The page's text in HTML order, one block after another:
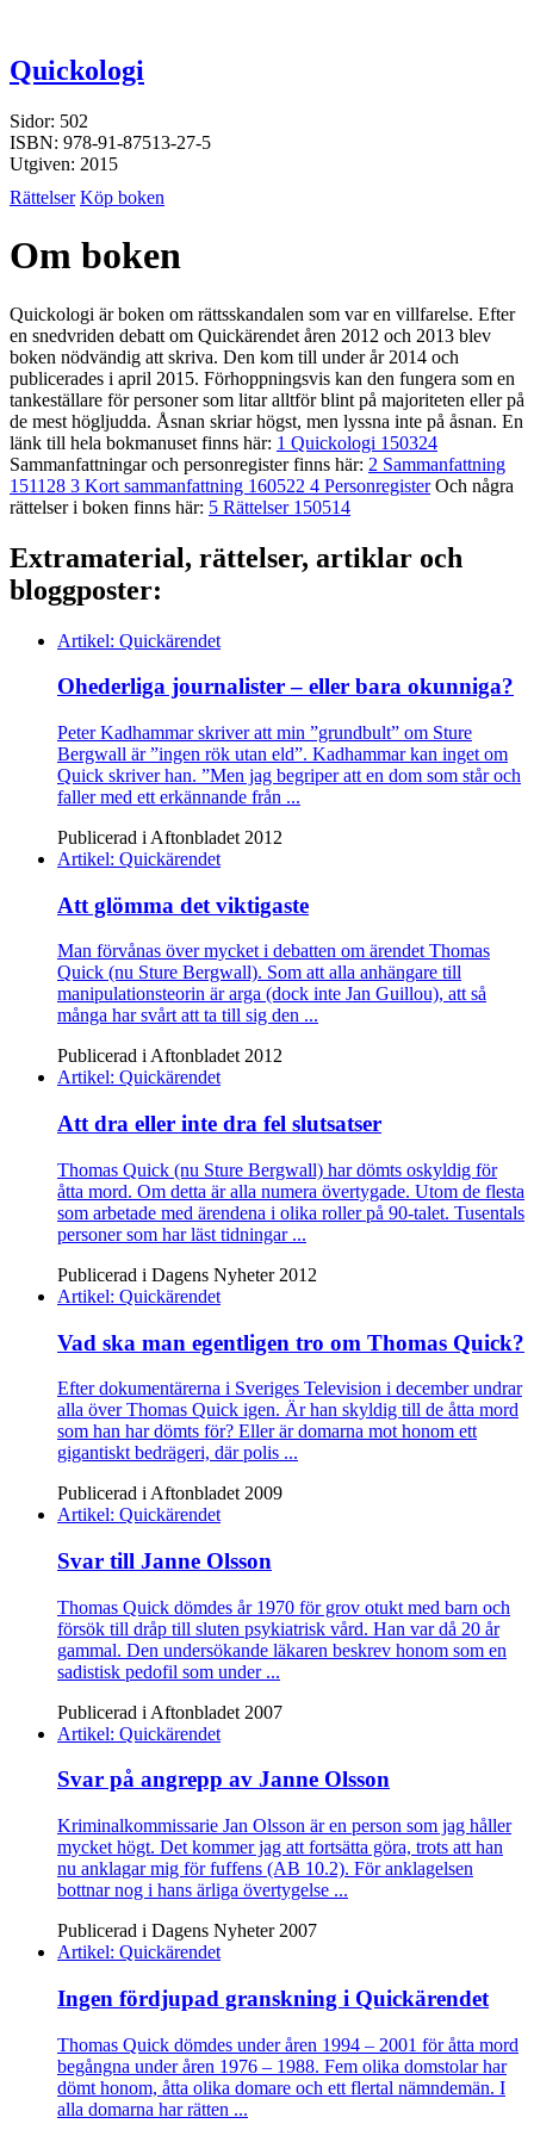
Quickologi
Sidor: 502
ISBN: 978-91-87513-27-5
Utgiven: 2015
Rättelser Köp boken
Om boken
Quickologi är boken om rättsskandalen som var en villfarelse. Efter
en snedvriden debatt om Quickärendet åren 2012 och 2013 blev
boken nödvändig att skriva. Den kom till under år 2014 och
publicerades i april 2015. Förhoppningsvis kan den fungera som en
tankeställare för personer som litar alltför blint på majoriteten eller på
de mest högljudda. Åsnan skriar högst, men lyssna inte på åsnan. En
länk till hela bokmanuset finns här: 1 Quickologi 150324
Sammanfattningar och personregister finns här: 2 Sammanfattning
151128 3 Kort sammanfattning 160522 4 PersonregisterOch några
rättelser i boken finns här: 5 Rättelser 150514
Extramaterial, rättelser, artiklar och
bloggposter:
Artikel: Quickärendet
Ohederliga journalister – eller bara okunniga?
Peter Kadhammar skriver att min ”grundbult” om Sture
Bergwall är ”ingen rök utan eld”. Kadhammar kan inget om
Quick skriver han. ”Men jag begriper att en dom som står och
faller med ett erkännande från ...
Publicerad i Aftonbladet 2012
Artikel: Quickärendet
Att glömma det viktigaste
Man förvånas över mycket i debatten om ärendet Thomas
Quick (nu Sture Bergwall). Som att alla anhängare till
manipulationsteorin är arga (dock inte Jan Guillou), att så
många har svårt att ta till sig den ...
Publicerad i Aftonbladet 2012
Artikel: Quickärendet
Att dra eller inte dra fel slutsatser
Thomas Quick (nu Sture Bergwall) har dömts oskyldig för
åtta mord. Om detta är alla numera övertygade. Utom de flesta
som arbetade med ärendena i olika roller på 90-talet. Tusentals
personer som har läst tidningar ...
Publicerad i Dagens Nyheter 2012
Artikel: Quickärendet
Vad ska man egentligen tro om Thomas Quick?
Efter dokumentärerna i Sveriges Television i december undrar
alla över Thomas Quick igen. Är han skyldig till de åtta mord
som han har dömts för? Eller är domarna mot honom ett
gigantiskt bedrägeri, där polis ...
Publicerad i Aftonbladet 2009
Artikel: Quickärendet
Svar till Janne Olsson
Thomas Quick dömdes år 1970 för grov otukt med barn och
försök till dråp till sluten psykiatrisk vård. Han var då 20 år
gammal. Den undersökande läkaren beskrev honom som en
sadistisk pedofil som under ...
Publicerad i Aftonbladet 2007
Artikel: Quickärendet
Svar på angrepp av Janne Olsson
Kriminalkommissarie Jan Olsson är en person som jag håller
mycket högt. Det kommer jag att fortsätta göra, trots att han
nu anklagar mig för fuffens (AB 10.2). För anklagelsen
bottnar nog i hans ärliga övertygelse ...
Publicerad i Dagens Nyheter 2007
Artikel: Quickärendet
Ingen fördjupad granskning i Quickärendet
Thomas Quick dömdes under åren 1994 – 2001 för åtta mord
begångna under åren 1976 – 1988. Fem olika domstolar har
dömt honom, åtta olika domare och ett flertal nämndemän. I
alla domarna har rätten ...